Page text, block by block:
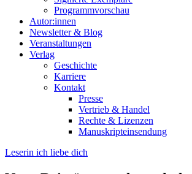
Programmvorschau
Autor:innen
Newsletter & Blog
Veranstaltungen
Verlag
Geschichte
Karriere
Kontakt
Presse
Vertrieb & Handel
Rechte & Lizenzen
Manuskripteinsendung
Leserin ich liebe dich